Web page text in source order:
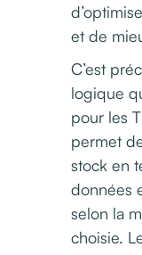
et de
C’est
logique
pour les
permet
stock en
données
selon la
choisie.